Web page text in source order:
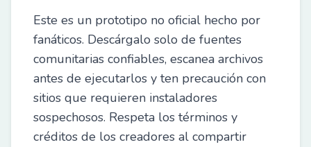
Este es un prototipo no oficial hecho por
fanáticos. Descárgalo solo de fuentes
comunitarias confiables, escanea archivos
antes de ejecutarlos y ten precaución con
sitios que requieren instaladores
sospechosos. Respeta los términos y
créditos de los creadores al compartir